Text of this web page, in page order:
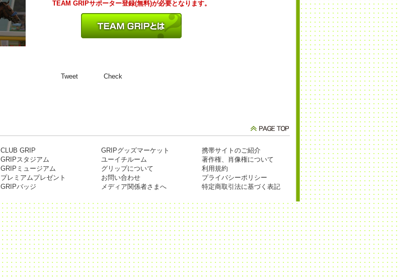
TEAM GRIPサポーター登録(無料)が必要となります。
Tweet Check
CLUB GRIP
GRIPスタジアム
GRIPミュージアム
プレミアムプレゼント
GRIPバッジ
GRIPグッズマーケット
ユーイチルーム
グリップについて
お問い合わせ
メディア関係者さまへ
携帯サイトのご紹介
著作権、肖像権について
利用規約
プライバシーポリシー
特定商取引法に基づく表記